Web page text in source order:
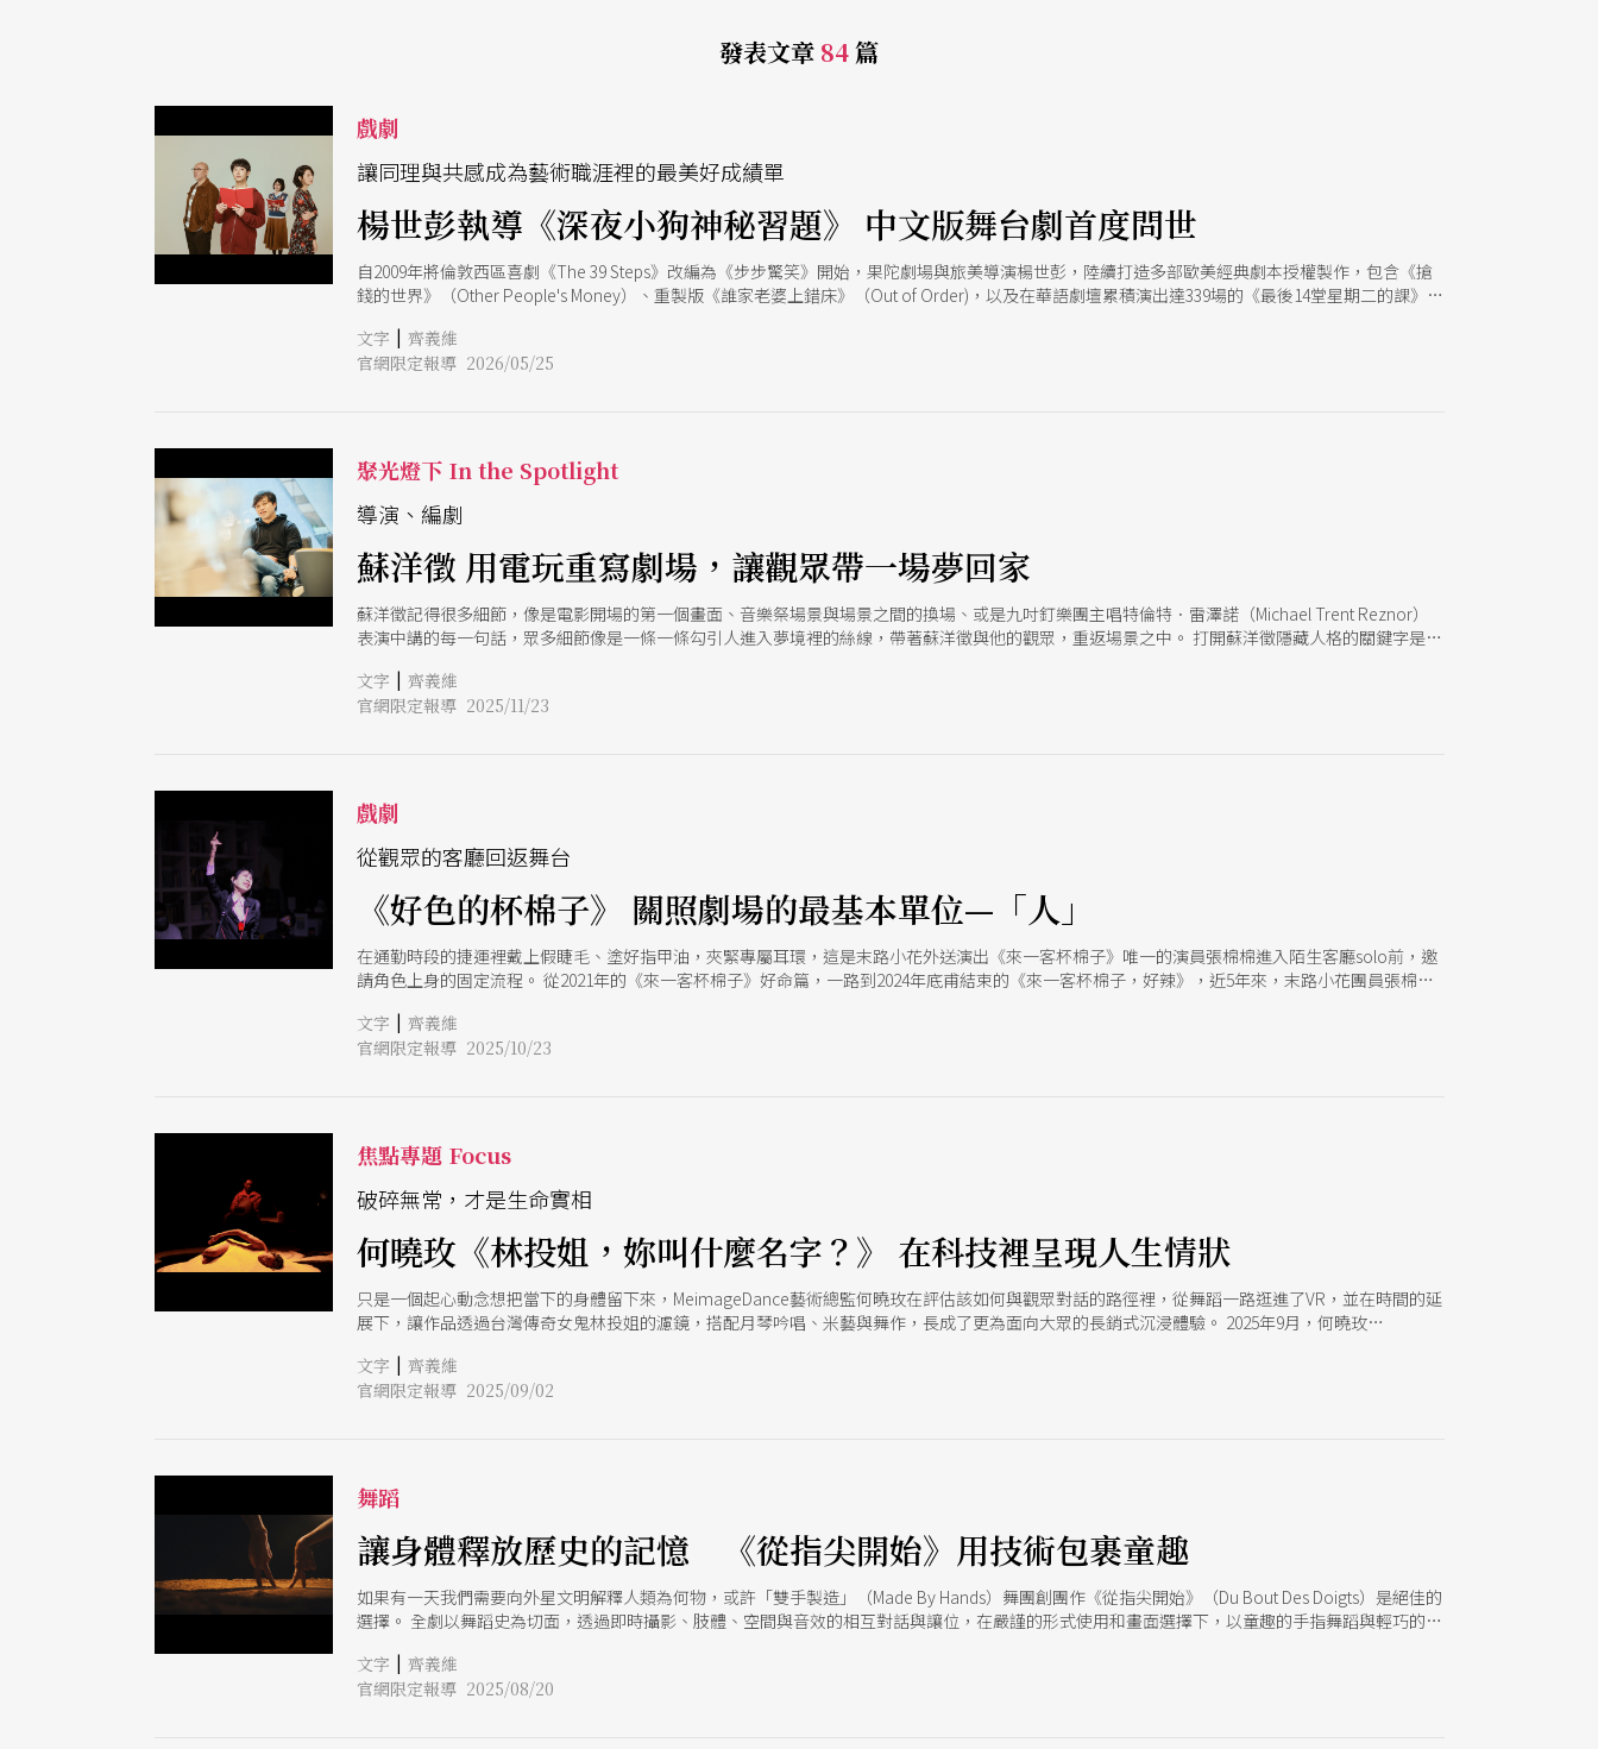
發表文章 84篇
戲劇
讓同理與共感成為藝術職涯裡的最美好成績單
楊世彭執導《深夜小狗神秘習題》 中文版舞台劇首度問世
自2009年將倫敦西區喜劇《The 39 Steps》改編為《步步驚笑》開始，果陀劇場與旅美導演楊世彭，陸續打造多部歐美經典劇本授權製作，包含《搶
錢的世界》（Other People's Money）、重製版《誰家老婆上錯床》（Out of Order)，以及在華語劇壇累積演出達339場的《最後14堂星期二的課》
今年雙方將再次攜手，搬演英國國家劇院劃時代重要作品《深夜小狗神秘習題》（The Curious Incident of the Dog in the Night-Time）授權中文版。
經典作品值得耐心等待 2012英國國家劇院推出改編當紅作家馬克．海登（Mark Haddon）同名書籍《深夜小狗神秘習題》，製作精巧利用多媒體視覺
題》，終於將在2026年5月底首度於台灣問世。 果陀版本的《深夜小狗神秘習題》，與倫敦西區版本類似，同樣在視覺上借重於現代投影技術的輔
力，並貫徹楊世彭擅長的換景調度手法，在環形舞台中央全空場域中，利用8張簡約凳子的位移與編排，透過演員的表演與台詞暗示，引領觀眾迅速
穿梭於40多個場景。楊世彭說明，本劇最大的可觀性會落在導演處理手法的藝術高度，但劇本濃縮原著細膩情感，將書中隨著謎案舒展開來的眾多人
物與情境於幻化於近3個小時的舞台上，對演員們而言，需要在兼顧龐雜技術點之外，更專注於呈現人物性格的多面向刻畫，是考驗功力與磨練演技
的一大挑戰。
文字 | 齊義維
官網限定報導 2026/05/25
聚光燈下 In the Spotlight
導演、編劇
蘇洋徵 用電玩重寫劇場，讓觀眾帶一場夢回家
蘇洋徵記得很多細節，像是電影開場的第一個畫面、音樂祭場景與場景之間的換場、或是九吋釘樂團主唱特倫特．雷澤諾（Michael Trent Reznor）
表演中講的每一句話，眾多細節像是一條一條勾引人進入夢境裡的絲線，帶著蘇洋徵與他的觀眾，重返場景之中。 打開蘇洋徵隱藏人格的關鍵字是
好。而當這組關鍵字不經意現身於訪談之中，前半場仍侃侃而談劇場觀眾毋需理解幕後苦境、技術與預算不該成為作品藉口、分析串流與影音娛樂和
劇場試錯成本高低的理性導演，突然間轉化成為知無不言、言無不盡，執著中滿懷細膩與澎湃熱血的感性追星人。
文字 | 齊義維
官網限定報導 2025/11/23
戲劇
從觀眾的客廳回返舞台
《好色的杯棉子》 關照劇場的最基本單位—「人」
在通勤時段的捷運裡戴上假睫毛、塗好指甲油，夾緊專屬耳環，這是末路小花外送演出《來一客杯棉子》唯一的演員張棉棉進入陌生客廳solo前，邀
請角色上身的固定流程。 從2021年的《來一客杯棉子》好命篇，一路到2024年底甫結束的《來一客杯棉子，好辣》，近5年來，末路小花團員張棉棉
都會單身女子的生活切片視角，逆行居家與劇場空間定義，觀眾毋需走進劇場，反其道而行地讓表演者即興以觀者家裏的陳設作為舞台物件，透過戲
劇，密縫起創作與真實人生的邊界。
文字 | 齊義維
官網限定報導 2025/10/23
焦點專題 Focus
破碎無常，才是生命實相
何曉玫《林投姐，妳叫什麼名字？》 在科技裡呈現人生情狀
只是一個起心動念想把當下的身體留下來，MeimageDance藝術總監何曉玫在評估該如何與觀眾對話的路徑裡，從舞蹈一路逛進了VR，並在時間的延
展下，讓作品透過台灣傳奇女鬼林投姐的濾鏡，搭配月琴吟唱、米藝與舞作，長成了更為面向大眾的長銷式沉浸體驗。 2025年9月，何曉玫
品《林相繽紛從肉身到虛擬的極相與無相輪迴》為基底，並安排有濃郁的儀式感前提，觀影環境也如2023年般充滿香氣與意象。觀眾一入場便會在無
語言演員「NPC」的帶領下，逐步脫下鞋襪、交出名姓，踏進台灣民俗元素包裹下的中性無生滅世界，作品也在一層一層的觀看與多重小物件的暗示
文字 | 齊義維
官網限定報導 2025/09/02
舞蹈
讓身體釋放歷史的記憶 《從指尖開始》用技術包裹童趣
如果有一天我們需要向外星文明解釋人類為何物，或許「雙手製造」（Made By Hands）舞團創團作《從指尖開始》（Du Bout Des Doigts）是絕佳的
選擇。 全劇以舞蹈史為切面，透過即時攝影、肢體、空間與音效的相互對話與讓位，在嚴謹的形式使用和畫面選擇下，以童趣的手指舞蹈與輕巧的敘
新觀看地球歷史與人類的記憶如何被記載與傳承。
文字 | 齊義維
官網限定報導 2025/08/20